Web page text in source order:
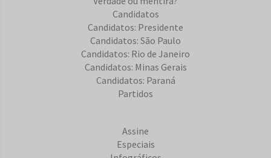
Candidatos
Candidatos: Presidente
Candidatos: São Paulo
Candidatos: Rio de Janeiro
Candidatos: Minas Gerais
Candidatos: Paraná
Partidos
Assine
Especiais